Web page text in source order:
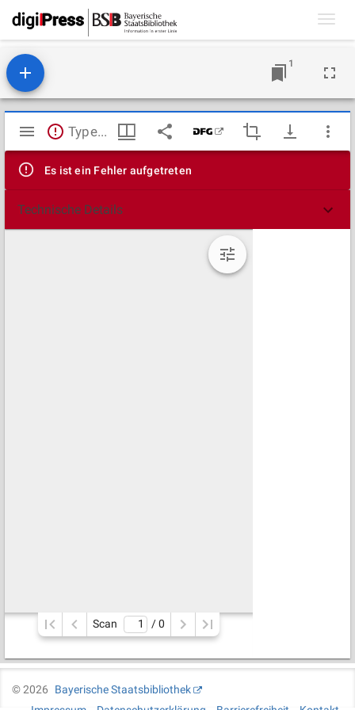
1
Mirador
Viewer
TypeError: Failed to fetch
Es ist ein Fehler aufgetreten
Technische Details
Scan / 0
©2026
Bayerische Staatsbibliothek